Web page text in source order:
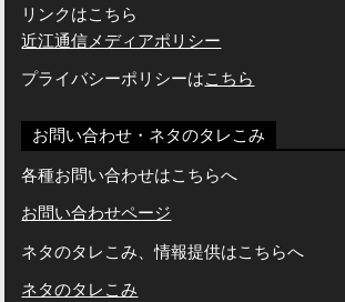
リンクはこちら
近江通信メディアポリシー
プライバシーポリシーはこちら
お問い合わせ・ネタのタレこみ
各種お問い合わせはこちらへ
お問い合わせページ
ネタのタレこみ、情報提供はこちらへ
ネタのタレこみ